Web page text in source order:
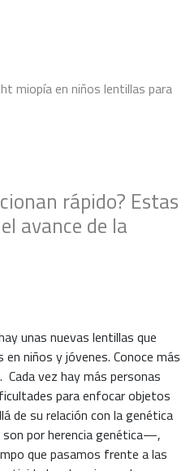
miopía en niños lentillas para
rápido? Estas
avance de la
unas nuevas lentillas que
niños y jóvenes. Conoce más
vez hay más personas
para enfocar objetos
de su relación con la genética
por herencia genética—,
que pasamos frente a las